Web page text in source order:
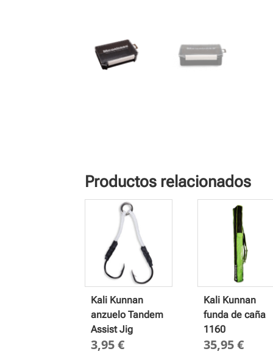
Productos relacionados
Kali Kunnan
anzuelo Tandem
Assist Jig
3,95€
Kali Kunnan
funda de caña
1160
35,95€